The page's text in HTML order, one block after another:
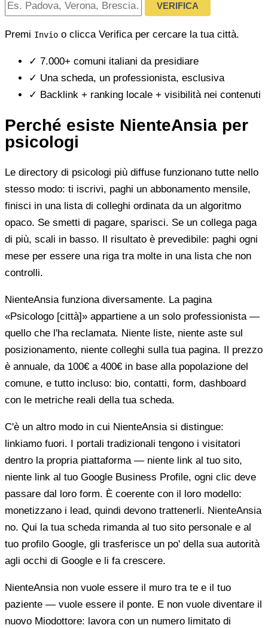
VERIFICA
Premi Invio o clicca Verifica per cercare la tua città.
✓ 7.000+ comuni italiani da presidiare
✓ Una scheda, un professionista, esclusiva
✓ Backlink + ranking locale + visibilità nei contenuti
Perché esiste NienteAnsia per
psicologi
Le directory di psicologi più diffuse funzionano tutte nello
stesso modo: ti iscrivi, paghi un abbonamento mensile,
finisci in una lista di colleghi ordinata da un algoritmo
opaco. Se smetti di pagare, sparisci. Se un collega paga
di più, scali in basso. Il risultato è prevedibile: paghi ogni
mese per essere una riga tra molte in una lista che non
controlli.
NienteAnsia funziona diversamente. La pagina
«Psicologo [città]» appartiene a un solo professionista —
quello che l'ha reclamata. Niente liste, niente aste sul
posizionamento, niente colleghi sulla tua pagina. Il prezzo
è annuale, da 100€ a 400€ in base alla popolazione del
comune, e tutto incluso: bio, contatti, form, dashboard
con le metriche reali della tua scheda.
C'è un altro modo in cui NienteAnsia si distingue:
linkiamo fuori. I portali tradizionali tengono i visitatori
dentro la propria piattaforma — niente link al tuo sito,
niente link al tuo Google Business Profile, ogni clic deve
passare dal loro form. È coerente con il loro modello:
monetizzano i lead, quindi devono trattenerli. NienteAnsia
no. Qui la tua scheda rimanda al tuo sito personale e al
tuo profilo Google, gli trasferisce un po' della sua autorità
agli occhi di Google e li fa crescere.
NienteAnsia non vuole essere il muro tra te e il tuo
paziente — vuole essere il ponte. E non vuole diventare il
nuovo Miodottore: lavora con un numero limitato di